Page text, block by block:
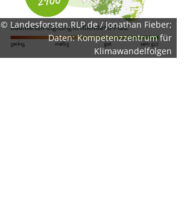
© Landesforsten.RLP.de / Jonathan Fieber;
Daten: Kompetenzzentrum für
Klimawandelfolgen